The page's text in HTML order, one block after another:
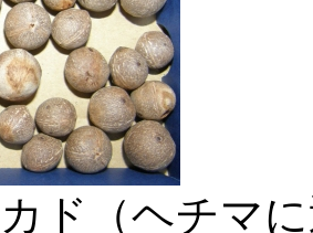
カド（ヘチマ